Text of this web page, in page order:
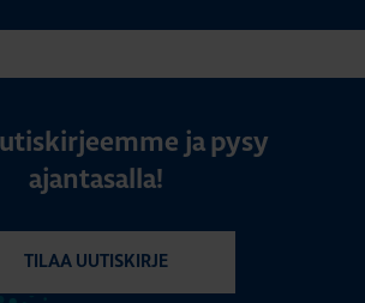
ja pysy
ajantasalla!
TILAA UUTISKIRJE